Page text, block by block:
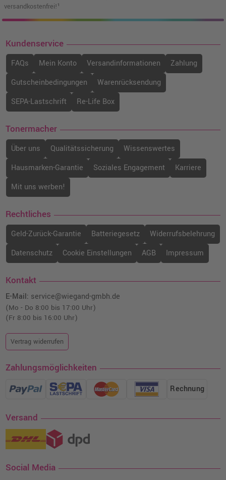
versandkostenfrei!¹
Kundenservice
FAQs Mein Konto Versandinformationen
Zahlung
Gutscheinbedingungen
Warenrücksendung
SEPA-Lastschrift
Re-Life Box
Tonermacher
Über uns Qualitätssicherung
Wissenswertes
Hausmarken-Garantie
Soziales Engagement
Karriere
Mit uns werben!
Rechtliches
Geld-Zurück-Garantie Batteriegesetz
Widerrufsbelehrung
Datenschutz
Cookie Einstellungen AGB Impressum
Kontakt
E-Mail: service@wiegand-gmbh.de
(Mo - Do 8:00 bis 17:00 Uhr)
(Fr 8:00 bis 16:00 Uhr)
Vertrag widerrufen
Zahlungsmöglichkeiten
Rechnung
Versand
Social Media